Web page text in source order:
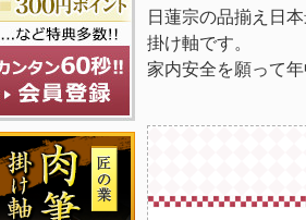
日蓮宗の品揃え日
掛け軸です。
家内安全を願って